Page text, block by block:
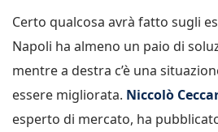
Certo qualcosa avrà fatto sugli
Napoli ha almeno un paio di
mentre a destra c’è una
essere migliorata. Niccolò
esperto di mercato, ha